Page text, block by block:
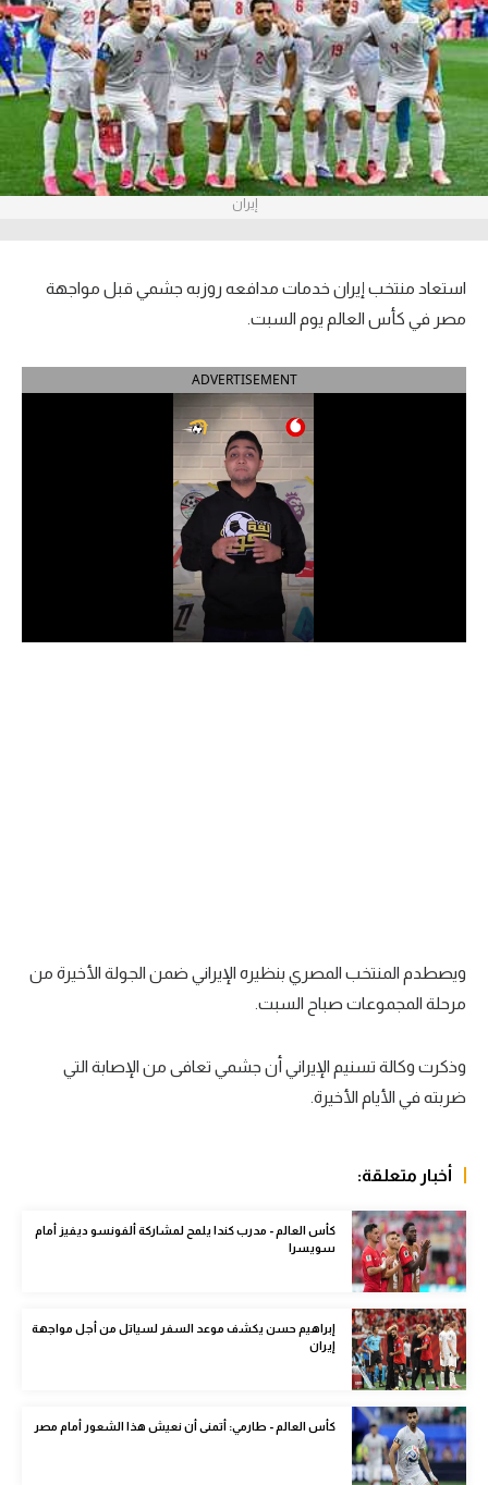
آراء حرة
ركن الألعاب
بطولات
أمريكا 2026
الدوري الإنجليزي الممتاز
الدوري الإسباني
الدوري السعودي للمحترفين
سعودي في الجول
الدوري الإسباني
القسم الثاني
رياضات أخرى
أمم إفريقيا
كرة السلة الأمريكية
كرة سلة
كرة طائرة
إيران
استعاد منتخب إيران خدمات مدافعه روزبه جشمي قبل مواجهة
مصر في كأس العالم يوم السبت.
ADVERTISEMENT
ويصطدم المنتخب المصري بنظيره الإيراني ضمن الجولة الأخيرة من
مرحلة المجموعات صباح السبت.
وذكرت وكالة تسنيم الإيراني أن جشمي تعافى من الإصابة التي
ضربته في الأيام الأخيرة.
أخبار متعلقة:
كأس العالم - مدرب كندا يلمح لمشاركة ألفونسو ديفيز أمام
سويسرا
إبراهيم حسن يكشف موعد السفر لسياتل من أجل مواجهة
إيران
كأس العالم - طارمي: أتمنى أن نعيش هذا الشعور أمام مصر